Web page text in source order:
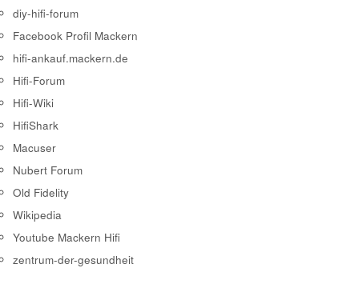
diy-hifi-forum
Facebook Profil Mackern
hifi-ankauf.mackern.de
Hifi-Forum
Hifi-Wiki
HifiShark
Macuser
Nubert Forum
Old Fidelity
Wikipedia
Youtube Mackern Hifi
zentrum-der-gesundheit